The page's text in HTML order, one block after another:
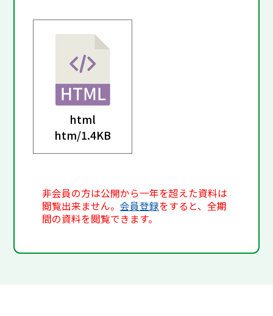
html
htm/1.4KB
非会員の方は公開から一年を超えた資料は
閲覧出来ません。会員登録をすると、全期
間の資料を閲覧できます。